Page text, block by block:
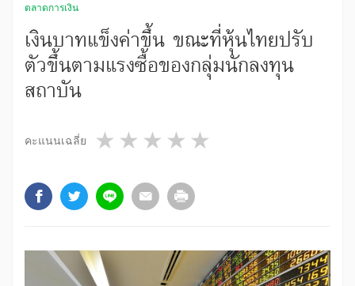
ตลาดการเงิน
เงินบาทแข็งค่าขึ้น ขณะที่หุ้นไทยปรับ
ตัวขึ้นตามแรงซื้อของกลุ่มนักลงทุน
สถาบัน
คะแนนเฉลี่ย 4 stars
3 stars
2 stars
1 star